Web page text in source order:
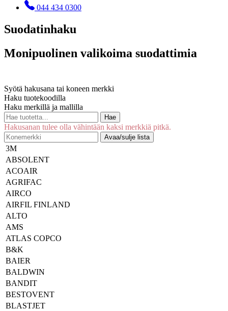
044 434 0300
Suodatinhaku
Monipuolinen valikoima suodattimia
Syötä hakusana tai koneen merkki
Haku tuotekoodilla
Haku merkillä ja mallilla
Hae
Hakusanan tulee olla vähintään kaksi merkkiä pitkä.
Avaa/sulje lista
3M
ABSOLENT
ACOAIR
AGRIFAC
AIRCO
AIRFIL FINLAND
ALTO
AMS
ATLAS COPCO
B&K
BAIER
BALDWIN
BANDIT
BESTOVENT
BLASTJET